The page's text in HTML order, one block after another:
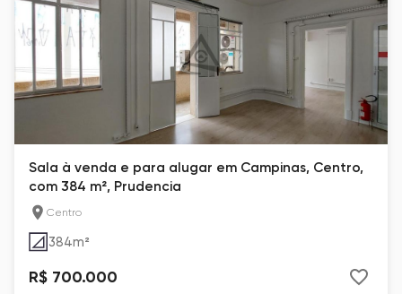
Sala à venda e para alugar em Campinas, Centro,
com 384 m², Prudencia
Centro
384m²
R$ 700.000